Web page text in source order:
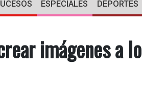
ESPECIALES DEPORTES
imágenes a lo